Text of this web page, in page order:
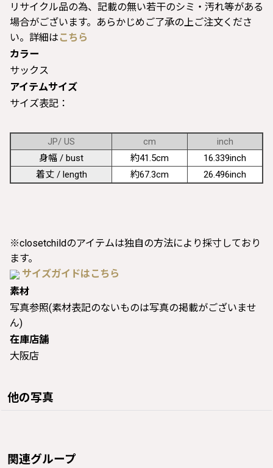
リサイクル品の為、記載の無い若干のシミ・汚れ等がある
場合がございます。あらかじめご了承の上ご注文くださ
い。詳細は こちら
カラー
サックス
アイテムサイズ
サイズ表記：
JP/ US cm
inch
身幅 / bust
約41.5cm
16.339inch
着丈 / length
約67.3cm 26.496inch
※closetchildのアイテムは独自の方法により採寸しており
ます。
サイズガイドはこちら
素材
写真参照(素材表記のないものは写真の掲載がございませ
ん)
在庫店舗
大阪店
他の写真
関連グループ